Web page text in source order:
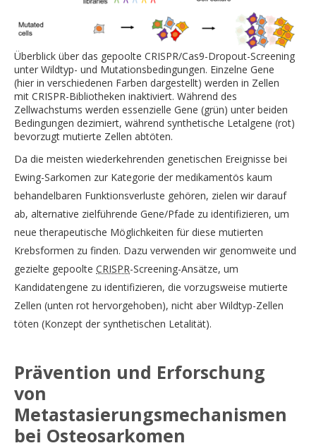
Überblick über das gepoolte CRISPR/Cas9-Dropout-Screening
unter Wildtyp- und Mutationsbedingungen. Einzelne Gene
(hier in verschiedenen Farben dargestellt) werden in Zellen
mit CRISPR-Bibliotheken inaktiviert. Während des
Zellwachstums werden essenzielle Gene (grün) unter beiden
Bedingungen dezimiert, während synthetische Letalgene (rot)
bevorzugt mutierte Zellen abtöten.
Da die meisten wiederkehrenden genetischen Ereignisse bei
Ewing-Sarkomen zur Kategorie der medikamentös kaum
behandelbaren Funktionsverluste gehören, zielen wir darauf
ab, alternative zielführende Gene/Pfade zu identifizieren, um
neue therapeutische Möglichkeiten für diese mutierten
Krebsformen zu finden. Dazu verwenden wir genomweite und
gezielte gepoolte CRISPR-Screening-Ansätze, um
Kandidatengene zu identifizieren, die vorzugsweise mutierte
Zellen (unten rot hervorgehoben), nicht aber Wildtyp-Zellen
töten (Konzept der synthetischen Letalität).
Prävention und Erforschung
von
Metastasierungsmechanismen
bei Osteosarkomen